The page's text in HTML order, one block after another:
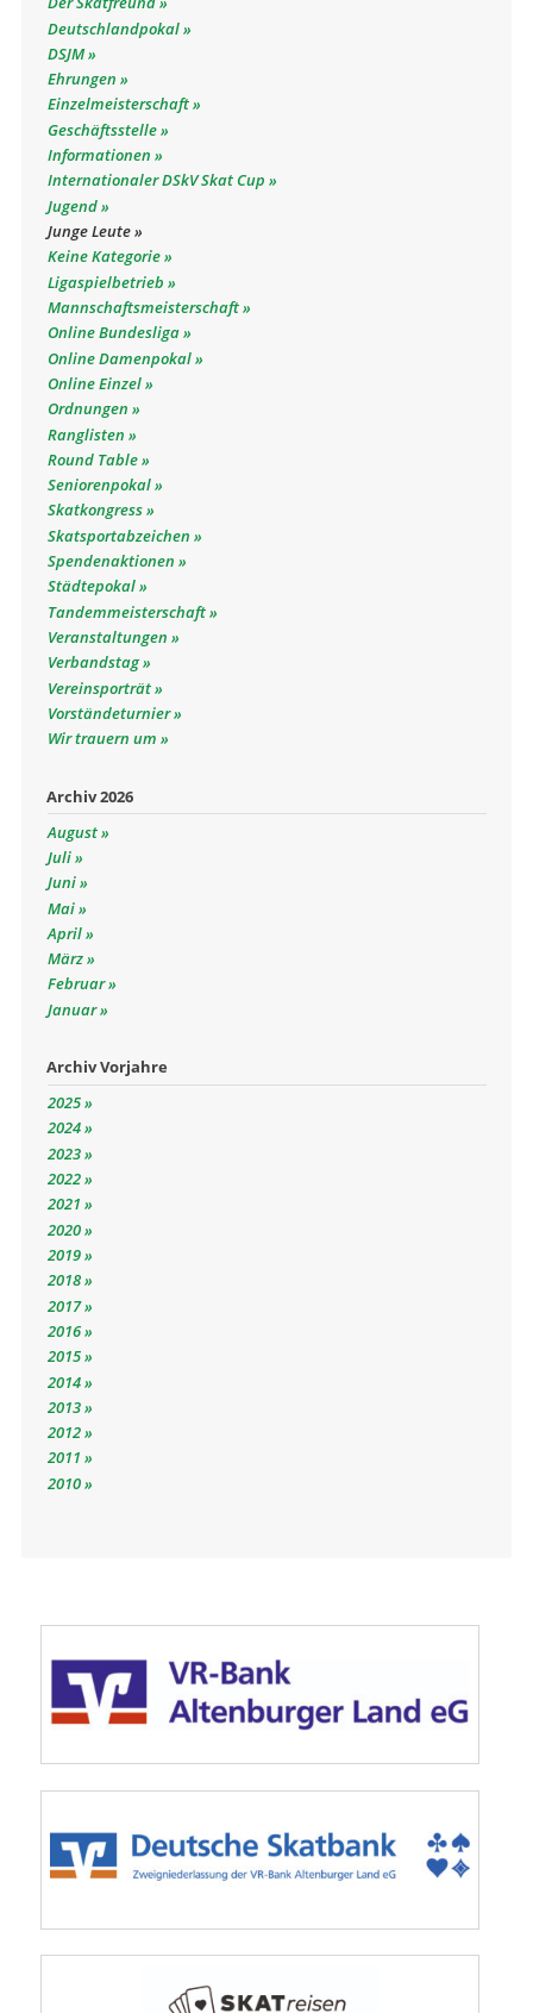
Deutschlandpokal
DSJM
Ehrungen
Einzelmeisterschaft
Geschäftsstelle
Informationen
Internationaler DSkV Skat Cup
Jugend
Junge Leute
Keine Kategorie
Ligaspielbetrieb
Mannschaftsmeisterschaft
Online Bundesliga
Online Damenpokal
Online Einzel
Ordnungen
Ranglisten
Round Table
Seniorenpokal
Skatkongress
Skatsportabzeichen
Spendenaktionen
Städtepokal
Tandemmeisterschaft
Veranstaltungen
Verbandstag
Vereinsporträt
Vorständeturnier
Wir trauern um
Archiv 2026
August
Juli
Juni
Mai
April
März
Februar
Januar
Archiv Vorjahre
2025
2024
2023
2022
2021
2020
2019
2018
2017
2016
2015
2014
2013
2012
2011
2010